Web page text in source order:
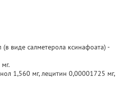
виде салметерола ксинафоата) -
1,560 мг, лецитин 0,00001725 мг,